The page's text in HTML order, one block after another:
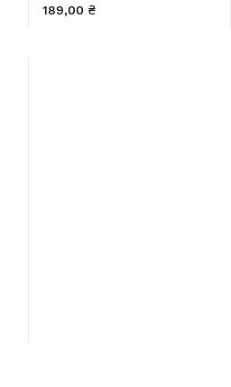
189,00 ₴